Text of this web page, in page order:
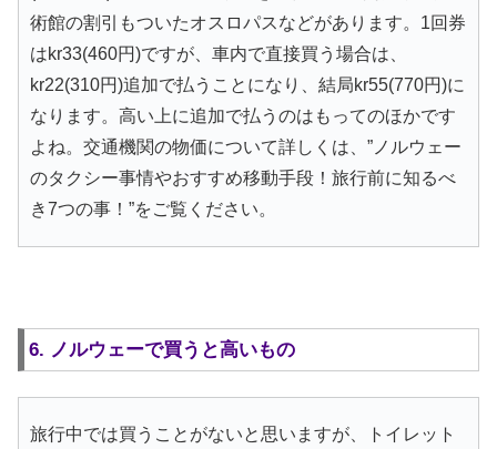
術館の割引もついたオスロパスなどがあります。1回券
はkr33(460円)ですが、車内で直接買う場合は、
kr22(310円)追加で払うことになり、結局kr55(770円)に
なります。高い上に追加で払うのはもってのほかです
よね。交通機関の物価について詳しくは、”ノルウェー
のタクシー事情やおすすめ移動手段！旅行前に知るべ
き7つの事！”をご覧ください。
6. ノルウェーで買うと高いもの
旅行中では買うことがないと思いますが、トイレット